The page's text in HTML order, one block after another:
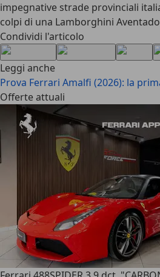
impegnative strade provinciali
colpi di una Lamborghini
Condividi l'articolo
Leggi anche
Prova Ferrari Amalfi (2026): la
Offerte attuali